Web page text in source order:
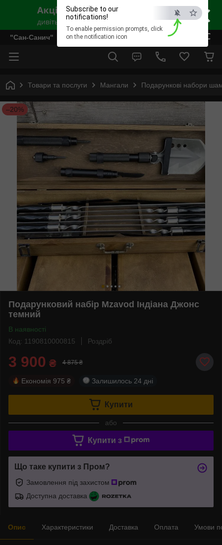
×
ESC
Subscribe to our
notifications!
To enable permission prompts, click
on the notification icon
"Сан-Санич"
Товари та послуги Мангали Подарункові набори
–20%
Подарунковий набір Mzavod Індіана Джонс
темний
В наявності
Код: 1190810000815
Роздріб
3 900 ₴ 4 875 ₴
Економія 975 ₴ Залишилось 24 дні
Купити
або
Купити з
Що таке купити з Пром?
Замовлення під захистом
Доступна доставка
Опис Характеристики Доставка Оплата Умови